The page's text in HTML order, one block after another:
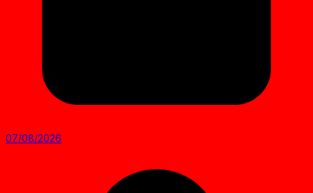
07/08/2026